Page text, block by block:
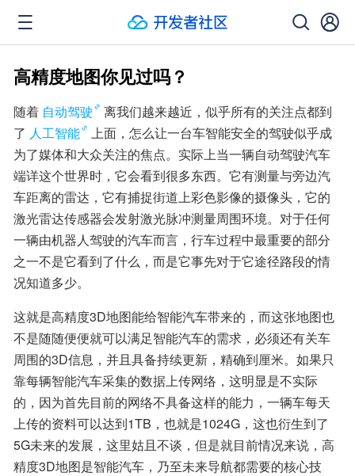
高精度地图你见过吗？
随着 自动驾驶
离我们越来越近，似乎所有的关注点都到
了 人工智能
上面，怎么让一台车智能安全的驾驶似乎成
为了媒体和大众关注的焦点。实际上当一辆自动驾驶汽车
端详这个世界时，它会看到很多东西。它有测量与旁边汽
车距离的雷达，它有捕捉街道上彩色影像的摄像头，它的
激光雷达传感器会发射激光脉冲测量周围环境。对于任何
一辆由机器人驾驶的汽车而言，行车过程中最重要的部分
之一不是它看到了什么，而是它事先对于它途径路段的情
况知道多少。
这就是高精度3D地图能给智能汽车带来的，而这张地图也
不是随随便便就可以满足智能汽车的需求，必须还有关车
周围的3D信息，并且具备持续更新，精确到厘米。如果只
靠每辆智能汽车采集的数据上传网络，这明显是不实际
的，因为首先目前的网络不具备这样的能力，一辆车每天
上传的资料可以达到1TB，也就是1024G，这也衍生到了
5G未来的发展，这里姑且不谈，但是就目前情况来说，高
精度3D地图是智能汽车，乃至未来导航都需要的核心技